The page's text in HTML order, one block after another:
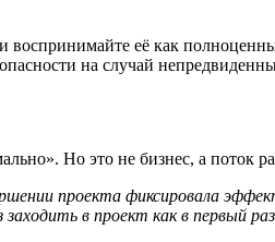
воспринимайте её как
на случай
Но это не бизнес, а поток
проекта фиксировала
заходить в проект как в первый раз,